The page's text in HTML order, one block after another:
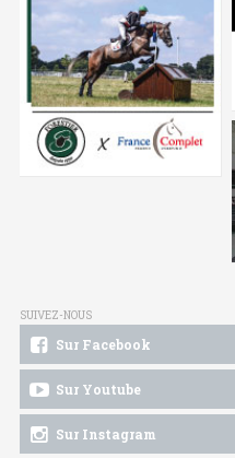
SUIVEZ-NOUS
Sur Facebook
Sur Youtube
Sur Instagram